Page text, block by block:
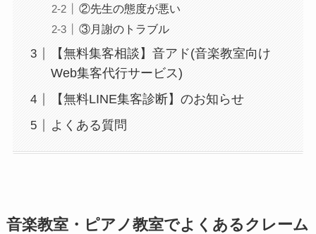
②先生の態度が悪い
③月謝のトラブル
【無料集客相談】音アド(音楽教室向け
Web集客代行サービス)
【無料LINE集客診断】のお知らせ
よくある質問
音楽教室・ピアノ教室でよくあるクレーム